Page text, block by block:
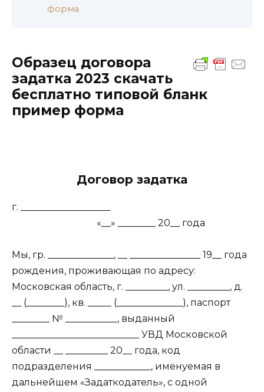
форма
Образец договора
задатка 2023 скачать
бесплатно типовой бланк
пример форма
Договор задатка
г. ___________________
«__» ________ 20__ года
Мы, гр. ______________, __ _______________ 19__ года
рождения, проживающая по адресу:
Московская область, г. _________, ул. _________, д.
__ (________), кв. _____ (______________), паспорт
________ № ___________, выданный
___________________________ УВД Московской
области __ _________ 20__ года, код
подразделения ____________, именуемая в
дальнейшем «Задаткодатель», с одной